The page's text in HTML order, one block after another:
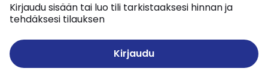
Kirjaudu sisään tai luo tili tarkistaaksesi hinnan ja
tehdäksesi tilauksen
Kirjaudu